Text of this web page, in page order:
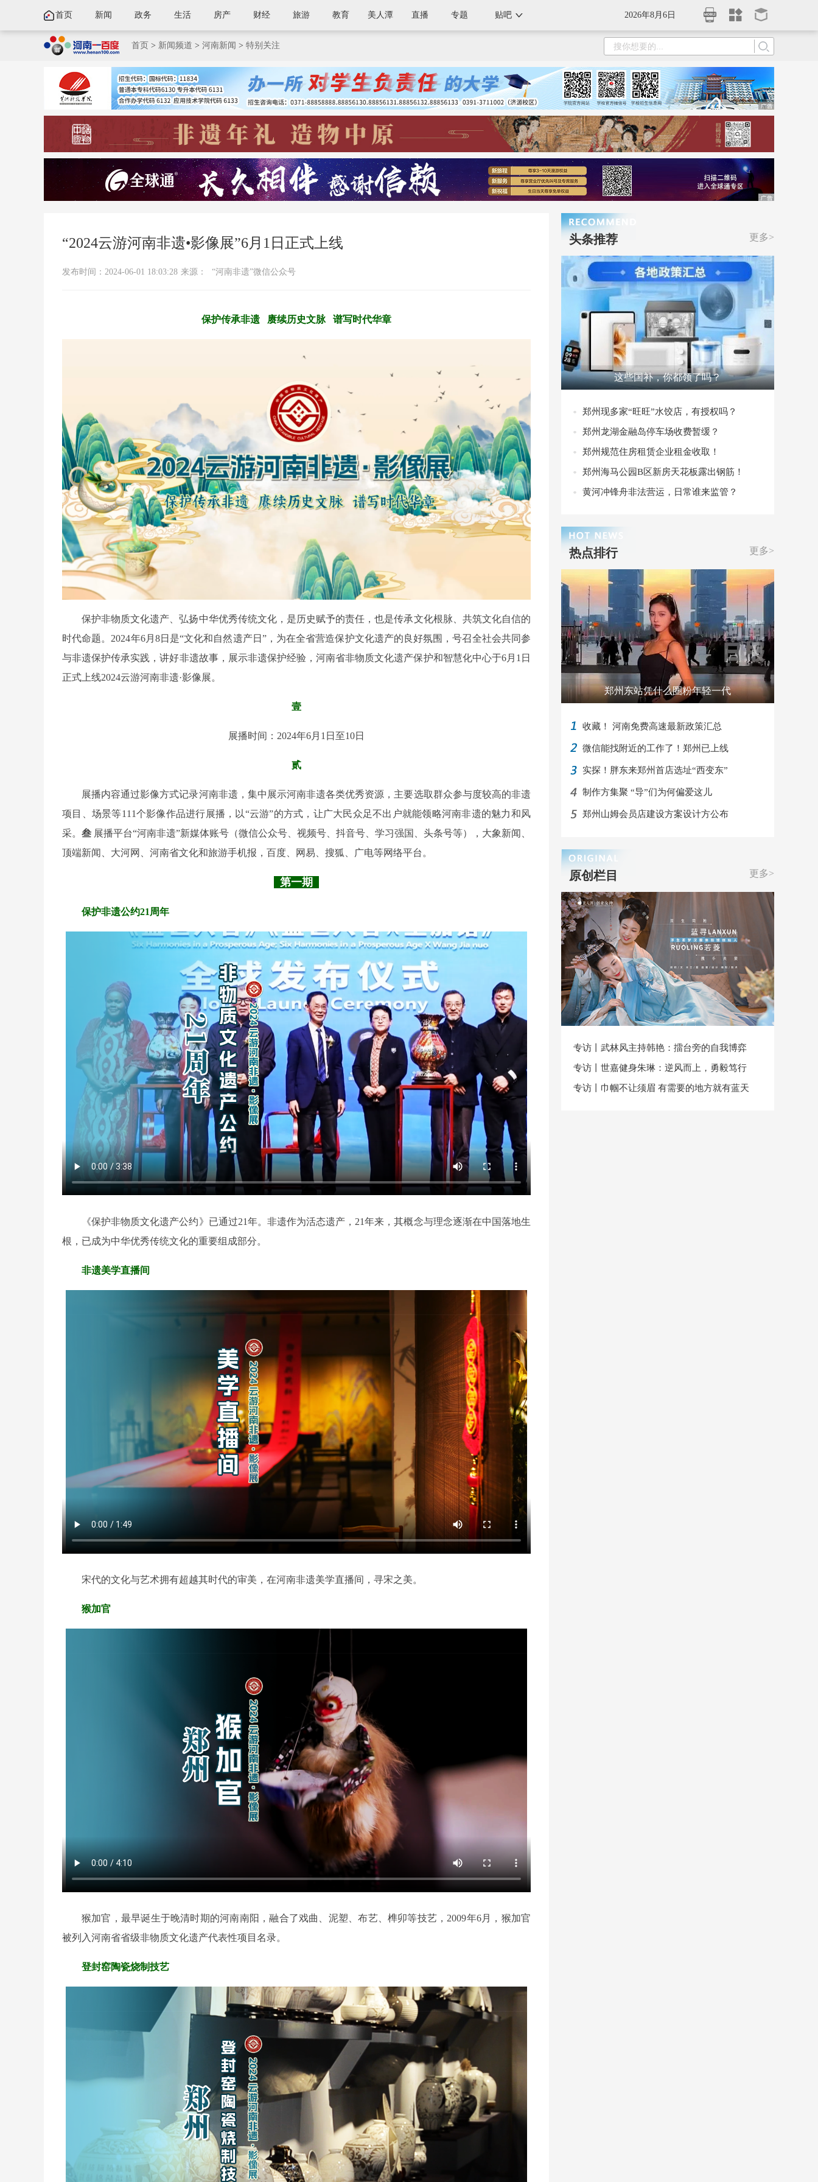
2026年8月6日
首页 新闻 政务 生活 房产 财经 旅游 教育 美人潭 直播 专题 贴吧
首页 > 新闻频道 > 河南新闻 > 特别关注
“2024云游河南非遗•影像展”6月1日正式上线
发布时间：2024-06-01 18:03:28 来源： “河南非遗”微信公众号
保护传承非遗 赓续历史文脉 谱写时代华章
保护非物质文化遗产、弘扬中华优秀传统文化，是历史赋予的责任，也是传承文化根脉、共筑文化自信的
时代命题。2024年6月8日是“文化和自然遗产日”，为在全省营造保护文化遗产的良好氛围，号召全社会共同参
与非遗保护传承实践，讲好非遗故事，展示非遗保护经验，河南省非物质文化遗产保护和智慧化中心于6月1日
正式上线2024云游河南非遗·影像展。
壹
展播时间：2024年6月1日至10日
贰
展播内容通过影像方式记录河南非遗，集中展示河南非遗各类优秀资源，主要选取群众参与度较高的非遗
项目、场景等111个影像作品进行展播，以“云游”的方式，让广大民众足不出户就能领略河南非遗的魅力和风
采。 叁 展播平台“河南非遗”新媒体账号（微信公众号、视频号、抖音号、学习强国、头条号等），大象新闻、
顶端新闻、大河网、河南省文化和旅游手机报，百度、网易、搜狐、广电等网络平台。
第一期
保护非遗公约21周年
《保护非物质文化遗产公约》已通过21年。非遗作为活态遗产，21年来，其概念与理念逐渐在中国落地生
根，已成为中华优秀传统文化的重要组成部分。
非遗美学直播间
宋代的文化与艺术拥有超越其时代的审美，在河南非遗美学直播间，寻宋之美。
猴加官
猴加官，最早诞生于晚清时期的河南南阳，融合了戏曲、泥塑、布艺、榫卯等技艺，2009年6月，猴加官
被列入河南省省级非物质文化遗产代表性项目名录。
登封窑陶瓷烧制技艺
更多>
头条推荐
这些国补，你都领了吗？
郑州现多家“旺旺”水饺店，有授权吗？
郑州龙湖金融岛停车场收费暂缓？
郑州规范住房租赁企业租金收取！
郑州海马公园B区新房天花板露出钢筋！
黄河冲锋舟非法营运，日常谁来监管？
更多>
热点排行
郑州东站凭什么圈粉年轻一代
收藏！ 河南免费高速最新政策汇总
微信能找附近的工作了！郑州已上线
实探！胖东来郑州首店选址“西变东”
制作方集聚 “导”们为何偏爱这儿
郑州山姆会员店建设方案设计方公布
更多>
原创栏目
专访丨武林风主持韩艳：擂台旁的自我博弈
专访丨世嘉健身朱琳：逆风而上，勇毅笃行
专访丨巾帼不让须眉 有需要的地方就有蓝天